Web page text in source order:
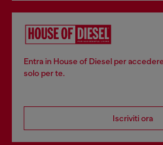
Entra in House of Diesel per
solo per te.
Iscriviti ora